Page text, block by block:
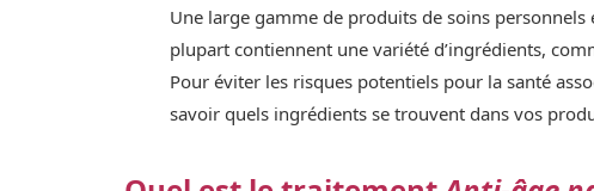
Une large gamme de produits de soins
plupart contiennent une variété d’ingrédients,
Pour éviter les risques potentiels pour la santé
savoir quels ingrédients se trouvent dans vos